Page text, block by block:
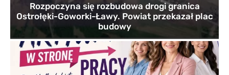
Rozpoczyna się rozbudowa drogi granica
Ostrołęki-Goworki-Ławy. Powiat przekazał plac
budowy